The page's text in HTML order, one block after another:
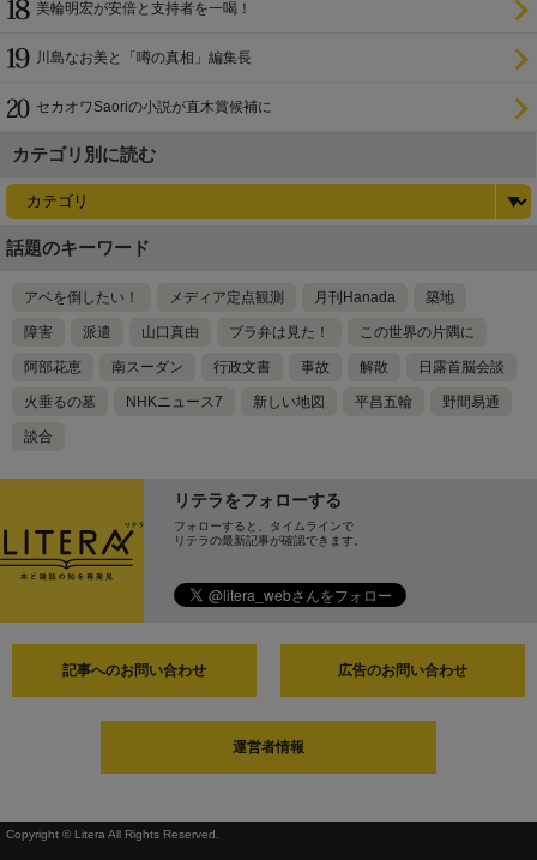
美輪明宏が安倍と支持者を一喝！
川島なお美と「噂の真相」編集長
セカオワSaoriの小説が直木賞候補に
カテゴリ別に読む
話題のキーワード
アベを倒したい！ メディア定点観測 月刊Hanada 築地
障害 派遣 山口真由 ブラ弁は見た！ この世界の片隅に
阿部花恵 南スーダン 行政文書 事故 解散 日露首脳会談
火垂るの墓 NHKニュース7 新しい地図 平昌五輪 野間易通
談合
リテラをフォローする
フォローすると、タイムラインで
リテラの最新記事が確認できます。
記事へのお問い合わせ 広告のお問い合わせ
運営者情報
Copyright © Litera All Rights Reserved.